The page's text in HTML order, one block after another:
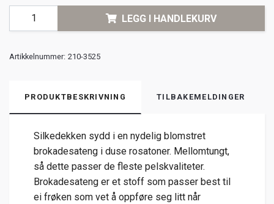
LEGG I HANDLEKURV
Artikkelnummer: 210-3525
PRODUKTBESKRIVNING TILBAKEMELDINGER
Silkedekken sydd i en nydelig blomstret
brokadesateng i duse rosatoner. Mellomtungt,
så dette passer de fleste pelskvaliteter.
Brokadesateng er et stoff som passer best til
ei frøken som vet å oppføre seg litt når